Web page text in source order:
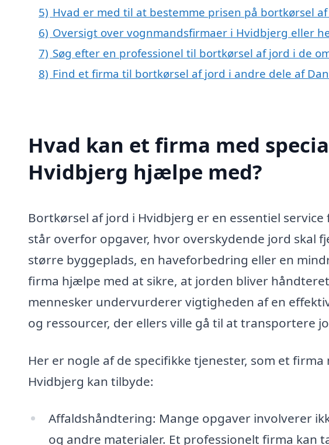
5) Hvad er med til at bestemme prisen på bortkørsel
6) Oversigt over vognmandsfirmaer i Hvidbjerg eller
7) Søg efter en professionel til bortkørsel af jord i de
8) Find et firma til bortkørsel af jord i andre dele af
Hvad kan et firma med
Hvidbjerg hjælpe med?
Bortkørsel af jord i Hvidbjerg er en essentiel
står overfor opgaver, hvor overskydende jord skal
større byggeplads, en haveforbedring eller en
firma hjælpe med at sikre, at jorden bliver
mennesker undervurderer vigtigheden af en
og ressourcer, der ellers ville gå til at transportere
Her er nogle af de specifikke tjenester, som et
Hvidbjerg kan tilbyde:
Affaldshåndtering: Mange opgaver involverer
og andre materialer. Et professionelt firma kan